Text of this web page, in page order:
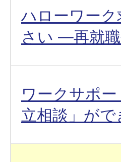
ハローワー
さい ―再就
ワークサポ
立相談」がで